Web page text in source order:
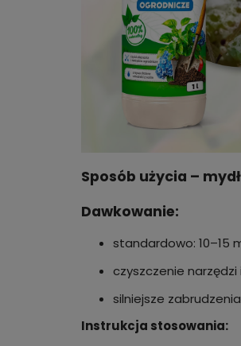
Sposób użycia –
Dawkowanie:
standardowo: 10–15
czyszczenie narzędzi
silniejsze
Instrukcja stosowania: